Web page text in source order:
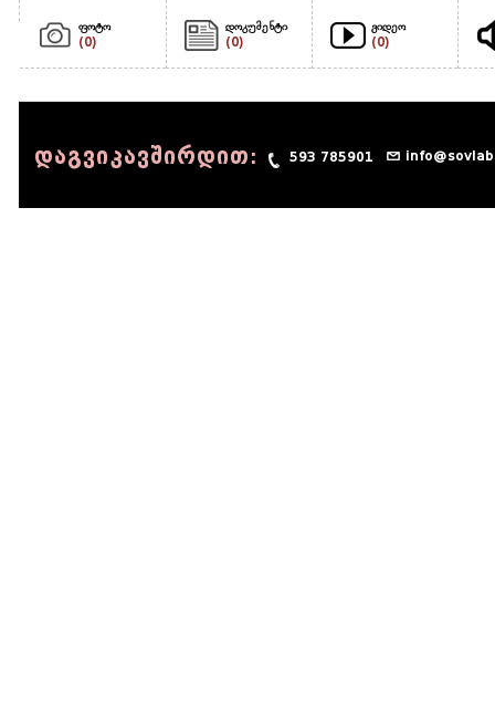
ფოტო
(0)
დოკუმენტი
(0)
ვიდეო
(0)
დაგვიკავშირდით: 593 785901